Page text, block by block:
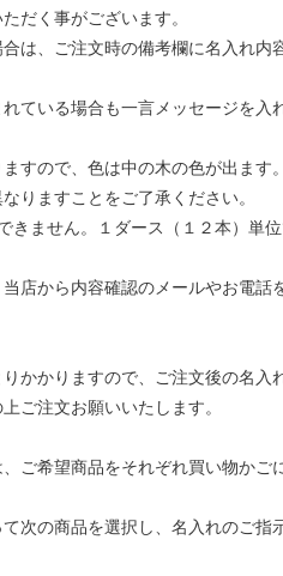
だく事がございます。
は、ご注文時の備考欄に名入れ内
ている場合も一言メッセージを入
すので、色は中の木の色が出ます。
りますことをご了承ください。
きません。１ダース（１２本）単位
店から内容確認のメールやお電話
かかりますので、ご注文後の名入
ご注文お願いいたします。
ご希望商品をそれぞれ買い物かご
次の商品を選択し、名入れのご指